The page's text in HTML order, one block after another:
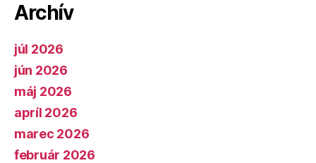
Archív
júl 2026
jún 2026
máj 2026
apríl 2026
marec 2026
február 2026